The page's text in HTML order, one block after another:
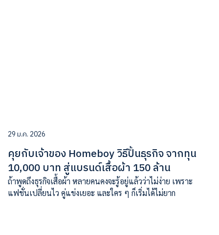
29 ม.ค. 2026
คุยกับเจ้าของ Homeboy วิธีปั้นธุรกิจ จากทุน
10,000 บาท สู่แบรนด์เสื้อผ้า 150 ล้าน
ถ้าพูดถึงธุรกิจเสื้อผ้า หลายคนคงจะรู้อยู่แล้วว่าไม่ง่าย เพราะ
แฟชั่นเปลี่ยนไว คู่แข่งเยอะ และใคร ๆ ก็เริ่มได้ไม่ยาก